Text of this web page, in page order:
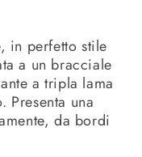
in perfetto stile
a un bracciale
a tripla lama
Presenta una
da bordi